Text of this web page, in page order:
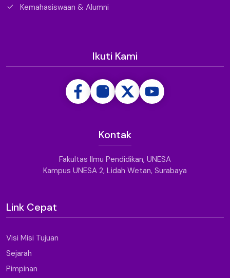
Kemahasiswaan & Alumni
Ikuti Kami
Kontak
Fakultas Ilmu Pendidikan, UNESA
Kampus UNESA 2, Lidah Wetan, Surabaya
Link Cepat
Visi Misi Tujuan
Sejarah
Pimpinan